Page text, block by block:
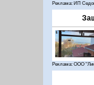
Реклама: ИП
Реклама: ООО